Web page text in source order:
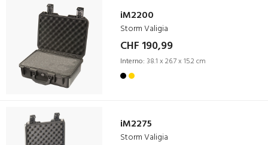
iM2200
Storm Valigia
CHF 190,99
Interno: 38.1 x 26.7 x 15.2 cm
iM2275
Storm Valigia